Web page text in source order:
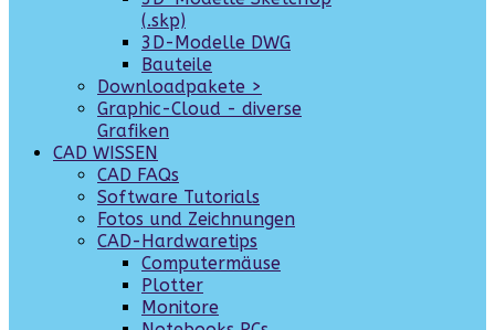
(.skp)
3D-Modelle DWG
Bauteile
Downloadpakete >
Graphic-Cloud - diverse
Grafiken
CAD WISSEN
CAD FAQs
Software Tutorials
Fotos und Zeichnungen
CAD-Hardwaretips
Computermäuse
Plotter
Monitore